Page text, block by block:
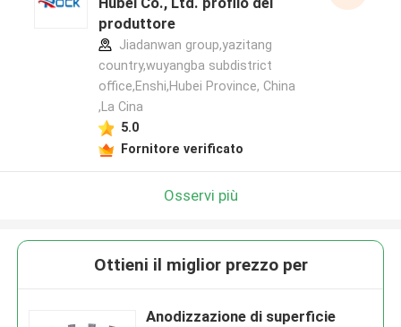
produttore
Jiadanwan group,yazitang
country,wuyangba subdistrict
office,Enshi,Hubei Province, China
,La Cina
5.0
Fornitore verificato
Osservi più
Ottieni il miglior prezzo per
Anodizzazione di superficie